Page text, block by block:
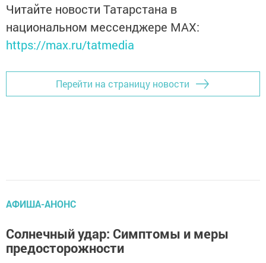
Читайте новости Татарстана в
национальном мессенджере MАХ:
https://max.ru/tatmedia
Перейти на страницу новости
АФИША-АНОНС
Солнечный удар: Симптомы и меры
предосторожности